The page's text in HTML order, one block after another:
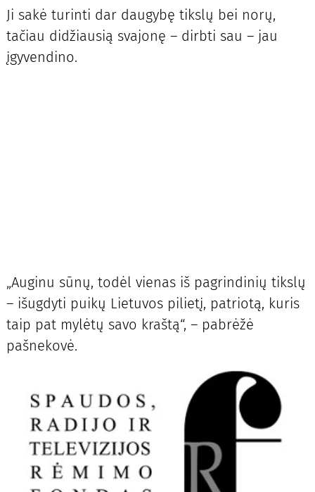
Ji sakė turinti dar daugybę tikslų bei norų,
tačiau didžiausią svajonę – dirbti sau – jau
įgyvendino.
„Auginu sūnų, todėl vienas iš pagrindinių tikslų
– išugdyti puikų Lietuvos pilietį, patriotą, kuris
taip pat mylėtų savo kraštą“, – pabrėžė
pašnekovė.